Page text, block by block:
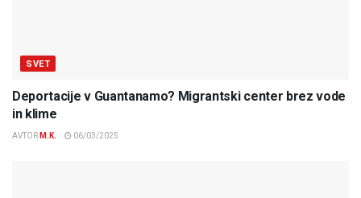
SVET
Deportacije v Guantanamo? Migrantski center brez vode
in klime
AVTOR M.K. 06/03/2025